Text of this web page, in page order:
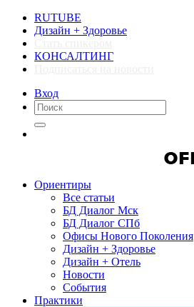
RUTUBE
Дизайн + Здоровье
КОНСАЛТИНГ
Вход
Ориентиры
Все статьи
БД Диалог Мск
БД Диалог СПб
Офисы Нового Поколения
Дизайн + Здоровье
Дизайн + Отель
Новости
События
Практики